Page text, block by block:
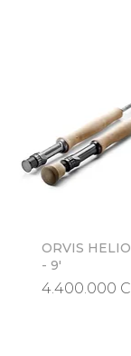
Vista
ORVIS
- 9'
Precio
4.400.000